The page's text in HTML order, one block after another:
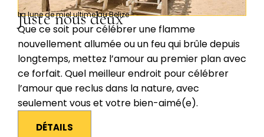
La lune de miel ultime au Belize
Juste nous deux
Que ce soit pour célébrer une flamme
nouvellement allumée ou un feu qui brûle depuis
longtemps, mettez l’amour au premier plan avec
ce forfait. Quel meilleur endroit pour célébrer
l’amour que reclus dans la nature, avec
seulement vous et votre bien-aimé(e).
DÉTAILS